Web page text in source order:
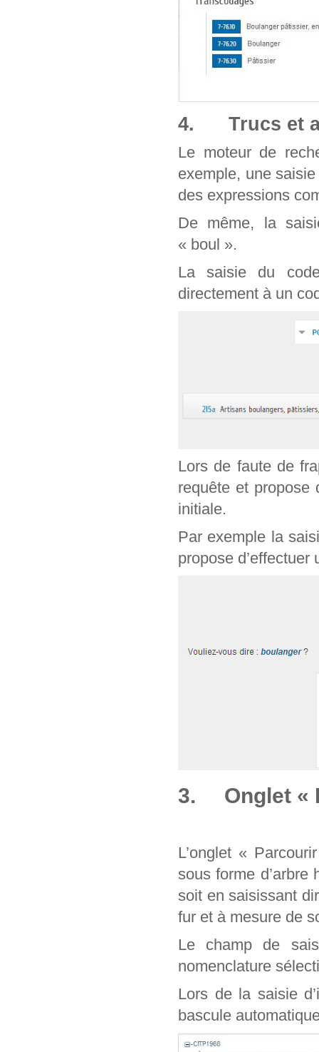
4. Trucs et
Le moteur de
exemple, une
des expressions
De même, la
« boul ».
La saisie du
directement à un
Lors de faute de
requête et propose
initiale.
Par exemple la
propose
3. Onglet «
L’onglet «
sous forme d’arbre
soit en saisissant
fur et à mesure de
Le champ de
nomenclature
Lors de la saisie
bascule